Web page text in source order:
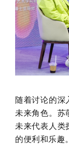
随着讨论的
未来角色。苏
未来代表人类
的便利和乐趣。